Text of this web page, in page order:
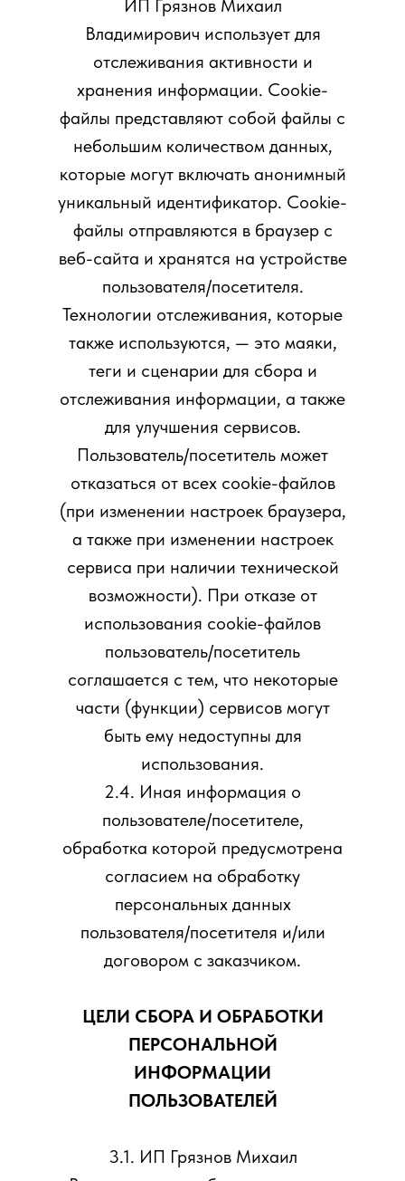
ИП Грязнов Михаил
Владимирович использует для
отслеживания активности и
хранения информации. Сookie-
файлы представляют собой файлы с
небольшим количеством данных,
которые могут включать анонимный
уникальный идентификатор. Cookie-
файлы отправляются в браузер с
веб-сайта и хранятся на устройстве
пользователя/посетителя.
Технологии отслеживания, которые
также используются, — это маяки,
теги и сценарии для сбора и
отслеживания информации, а также
для улучшения сервисов.
Пользователь/посетитель может
отказаться от всех cookie-файлов
(при изменении настроек браузера,
а также при изменении настроек
сервиса при наличии технической
возможности). При отказе от
использования cookie-файлов
пользователь/посетитель
соглашается с тем, что некоторые
части (функции) сервисов могут
быть ему недоступны для
использования.
2.4. Иная информация о
пользователе/посетителе,
обработка которой предусмотрена
согласием на обработку
персональных данных
пользователя/посетителя и/или
договором с заказчиком.
ЦЕЛИ СБОРА И ОБРАБОТКИ
ПЕРСОНАЛЬНОЙ
ИНФОРМАЦИИ
ПОЛЬЗОВАТЕЛЕЙ
3.1. ИП Грязнов Михаил